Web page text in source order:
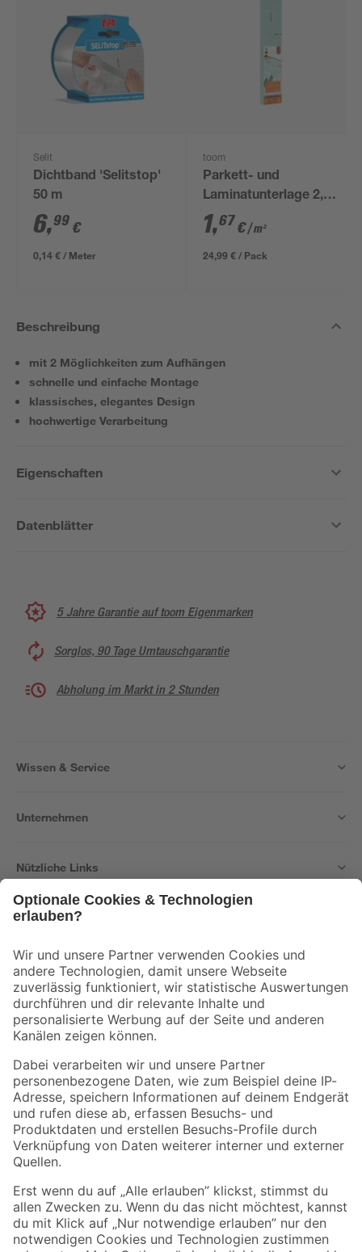
Selit
Dichtband 'Selitstop'
50 m
6,99 €
0,14 € / Meter
toom
Parkett- und
Laminatunterlage 2,2
mm x 1,25 x 12 m
1,67€/ m²
24,99 € / Pack
Beschreibung
mit 2 Möglichkeiten zum Aufhängen
schnelle und einfache Montage
klassisches, elegantes Design
hochwertige Verarbeitung
Eigenschaften
Datenblätter
5 Jahre Garantie auf toom Eigenmarken
Sorglos, 90 Tage Umtauschgarantie
Abholung im Markt in 2 Stunden
Wissen & Service
Unternehmen
Nützliche Links
Der toom Newsletter: Keine Angebote und Aktionen mehr verpassen!
Zur Newsletter Anmeldung
Folge uns
Zahlungsarten Versandarten
Sicher einkaufen
Jetzt die toom-App herunterladen